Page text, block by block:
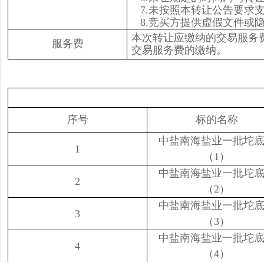
7.未按照本转让公告要求
8.竞买方提供虚假文件或
服务费
本次转让应缴纳的交易服务
交易服务费的缴纳。
序号 标的名称
1
中盐南海盐业一批坨
（1）
2
中盐南海盐业一批坨
（2）
3
中盐南海盐业一批坨
（3）
4
中盐南海盐业一批坨
（4）